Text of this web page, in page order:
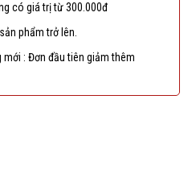
có giá trị từ 300.000đ
phẩm trở lên.
: Đơn đầu tiên giảm thêm